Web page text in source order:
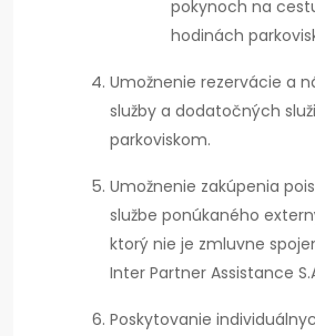
pokynoch na
hodinách
Umožnenie rezervácie a
služby a dodatočných
parkoviskom.
Umožnenie zakúpenia
službe ponúkaného
ktorý nie je zmluvne
Inter Partner Assistance
Poskytovanie